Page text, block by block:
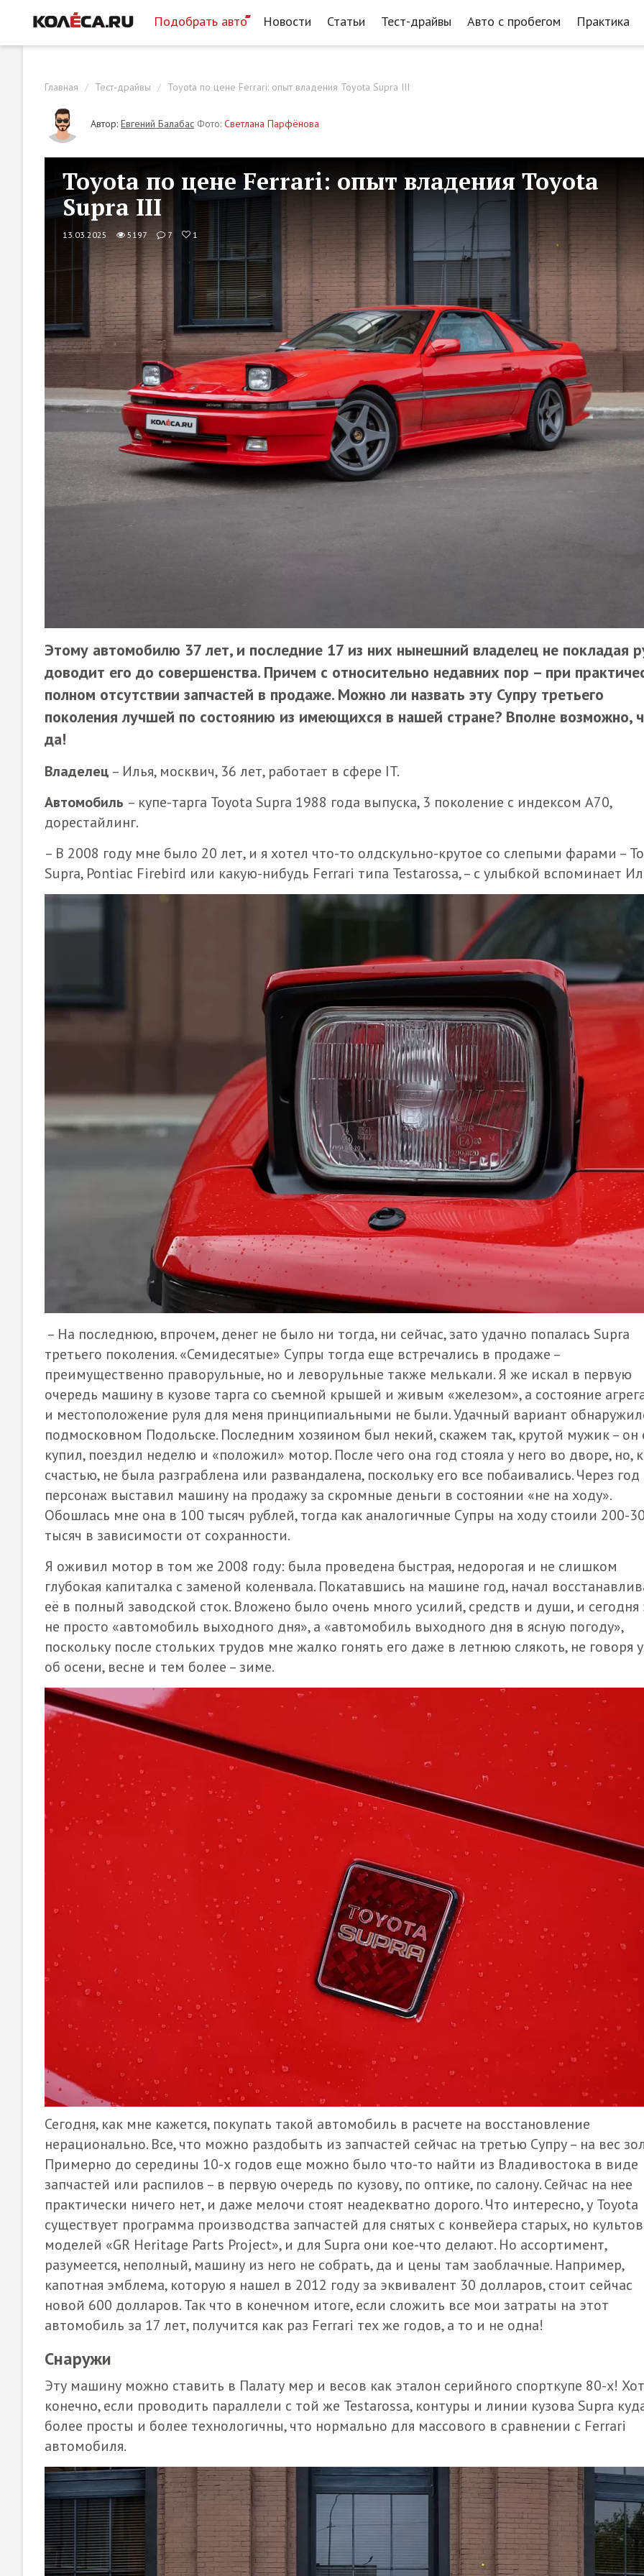
Подобрать авто Новости Статьи Тест-драйвы Авто с пробегом Практика
Главная Тест-драйвы Toyota по цене Ferrari: опыт владения Toyota Supra III
Автор: Евгений Балабас Фото: Светлана Парфёнова
Toyota по цене Ferrari: опыт владения Toyota
Supra III
13.03.2025 5197 7 1
Этому автомобилю 37 лет, и последние 17 из них нынешний владелец не покладая
доводит его до совершенства. Причем с относительно недавних пор – при
полном отсутствии запчастей в продаже. Можно ли назвать эту Супру третьего
поколения лучшей по состоянию из имеющихся в нашей стране? Вполне возможно,
да!
Владелец – Илья, москвич, 36 лет, работает в сфере IT.
Автомобиль – купе-тарга Toyota Supra 1988 года выпуска, 3 поколение с индексом A70,
дорестайлинг.
– В 2008 году мне было 20 лет, и я хотел что-то олдскульно-крутое со слепыми фарами –
Supra, Pontiac Firebird или какую-нибудь Ferrari типа Testarossa, – с улыбкой вспоминает
– На последнюю, впрочем, денег не было ни тогда, ни сейчас, зато удачно попалась Supra
третьего поколения. «Семидесятые» Супры тогда еще встречались в продаже –
преимущественно праворульные, но и леворульные также мелькали. Я же искал в первую
очередь машину в кузове тарга со съемной крышей и живым «железом», а состояние
и местоположение руля для меня принципиальными не были. Удачный вариант
подмосковном Подольске. Последним хозяином был некий, скажем так, крутой мужик – он
купил, поездил неделю и «положил» мотор. После чего она год стояла у него во дворе, но, к
счастью, не была разграблена или развандалена, поскольку его все побаивались. Через год
персонаж выставил машину на продажу за скромные деньги в состоянии «не на ходу».
Обошлась мне она в 100 тысяч рублей, тогда как аналогичные Супры на ходу стоили 200-
тысяч в зависимости от сохранности.
Я оживил мотор в том же 2008 году: была проведена быстрая, недорогая и не слишком
глубокая капиталка с заменой коленвала. Покатавшись на машине год, начал
её в полный заводской сток. Вложено было очень много усилий, средств и души, и сегодня
не просто «автомобиль выходного дня», а «автомобиль выходного дня в ясную погоду»,
поскольку после стольких трудов мне жалко гонять его даже в летнюю слякоть, не говоря
об осени, весне и тем более – зиме.
Сегодня, как мне кажется, покупать такой автомобиль в расчете на восстановление
нерационально. Все, что можно раздобыть из запчастей сейчас на третью Супру – на вес
Примерно до середины 10-х годов еще можно было что-то найти из Владивостока в виде
запчастей или распилов – в первую очередь по кузову, по оптике, по салону. Сейчас на нее
практически ничего нет, и даже мелочи стоят неадекватно дорого. Что интересно, у Toyota
существует программа производства запчастей для снятых с конвейера старых, но
моделей «GR Heritage Parts Project», и для Supra они кое-что делают. Но ассортимент,
разумеется, неполный, машину из него не собрать, да и цены там заоблачные. Например,
капотная эмблема, которую я нашел в 2012 году за эквивалент 30 долларов, стоит сейчас
новой 600 долларов. Так что в конечном итоге, если сложить все мои затраты на этот
автомобиль за 17 лет, получится как раз Ferrari тех же годов, а то и не одна!
Снаружи
Эту машину можно ставить в Палату мер и весов как эталон серийного спорткупе 80-х!
конечно, если проводить параллели с той же Testarossa, контуры и линии кузова Supra
более просты и более технологичны, что нормально для массового в сравнении с Ferrari
автомобиля.